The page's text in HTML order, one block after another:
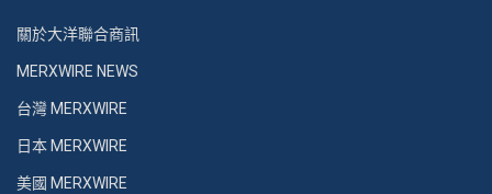
關於大洋聯合商訊
MERXWIRE NEWS
台灣 MERXWIRE
日本 MERXWIRE
美國 MERXWIRE